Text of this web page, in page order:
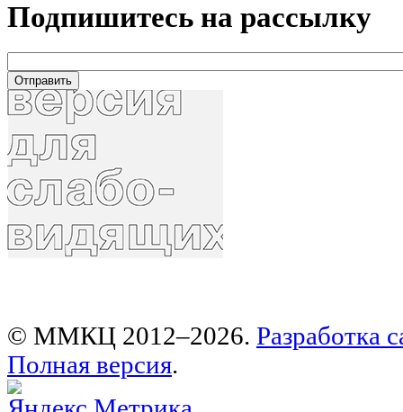
Подпишитесь на рассылку
© ММКЦ 2012–2026. Разработка
Полная версия.